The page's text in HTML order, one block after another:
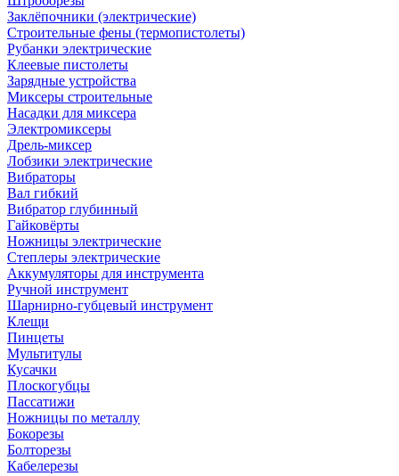
Заклёпочники (электрические)
Строительные фены (термопистолеты)
Рубанки электрические
Клеевые пистолеты
Зарядные устройства
Миксеры строительные
Насадки для миксера
Электромиксеры
Дрель-миксер
Лобзики электрические
Вибраторы
Вал гибкий
Вибратор глубинный
Гайковёрты
Ножницы электрические
Степлеры электрические
Аккумуляторы для инструмента
Ручной инструмент
Шарнирно-губцевый инструмент
Клещи
Пинцеты
Мультитулы
Кусачки
Плоскогубцы
Пассатижи
Ножницы по металлу
Бокорезы
Болторезы
Кабелерезы